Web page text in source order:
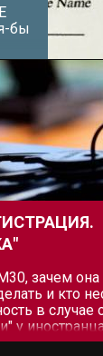
бы
и
зачем она
и кто
в случае
у